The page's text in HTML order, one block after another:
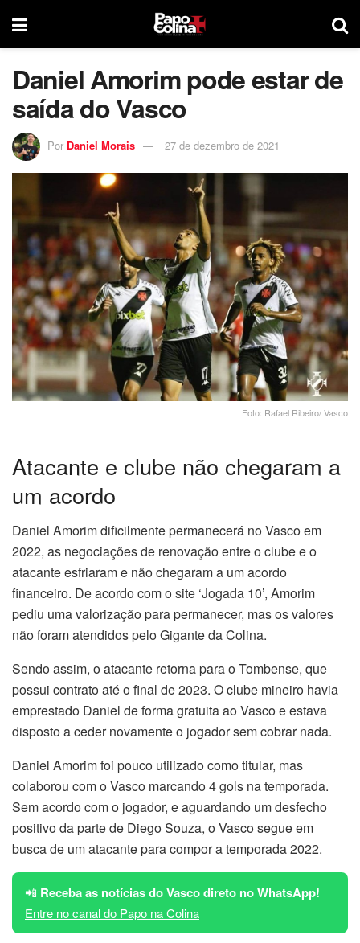
Daniel Amorim pode estar de
saída do Vasco
Por Daniel Morais 27 de dezembro de 2021
Foto: Rafael Ribeiro/ Vasco
Atacante e clube não chegaram a
um acordo
Daniel Amorim dificilmente permanecerá no Vasco em
2022, as negociações de renovação entre o clube e o
atacante esfriaram e não chegaram a um acordo
financeiro. De acordo com o site ‘Jogada 10’, Amorim
pediu uma valorização para permanecer, mas os valores
não foram atendidos pelo Gigante da Colina.
Sendo assim, o atacante retorna para o Tombense, que
possui contrato até o final de 2023. O clube mineiro havia
emprestado Daniel de forma gratuita ao Vasco e estava
disposto a ceder novamente o jogador sem cobrar nada.
Daniel Amorim foi pouco utilizado como titular, mas
colaborou com o Vasco marcando 4 gols na temporada.
Sem acordo com o jogador, e aguardando um desfecho
positivo da parte de Diego Souza, o Vasco segue em
busca de um atacante para compor a temporada 2022.
📲 Receba as notícias do Vasco direto no WhatsApp!
Entre no canal do Papo na Colina